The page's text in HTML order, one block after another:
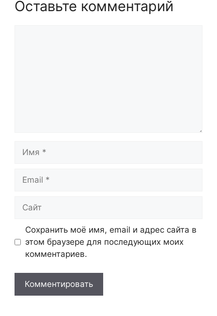
Оставьте комментарий
Имя
Email
Сайт
Сохранить моё имя, email и адрес сайта в
этом браузере для последующих моих
комментариев.